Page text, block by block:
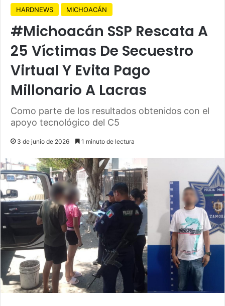
HARDNEWS MICHOACÁN
#Michoacán SSP Rescata A
25 Víctimas De Secuestro
Virtual Y Evita Pago
Millonario A Lacras
Como parte de los resultados obtenidos con el
apoyo tecnológico del C5
3 de junio de 2026 1 minuto de lectura